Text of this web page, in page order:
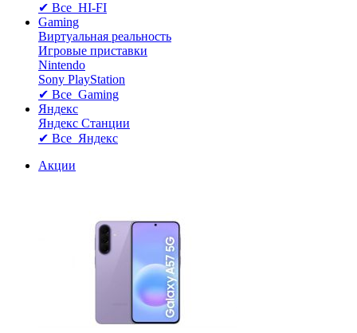
✔ Все HI-FI
Gaming
Виртуальная реальность
Игровые приставки
Nintendo
Sony PlayStation
✔ Все Gaming
Яндекс
Яндекс Станции
✔ Все Яндекс
Акции